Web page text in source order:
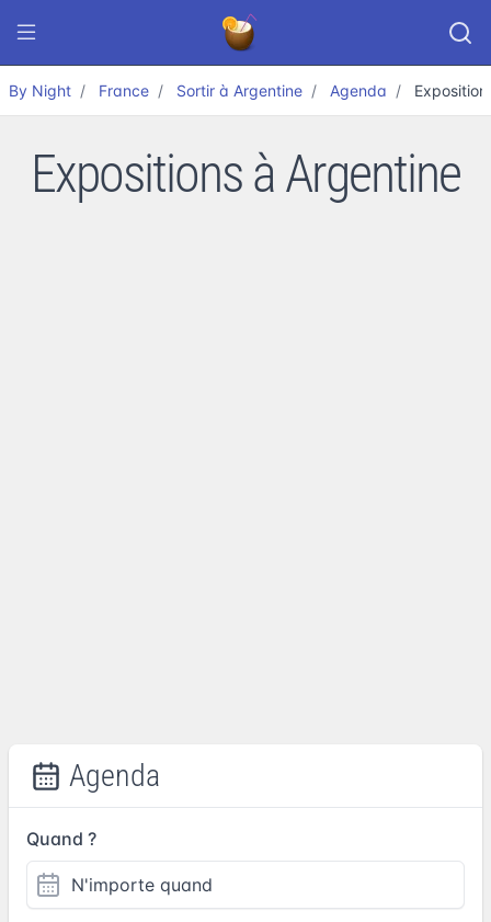
By Night France Sortir à Argentine Agenda Exposition
Expositions à Argentine
Agenda
Quand ?